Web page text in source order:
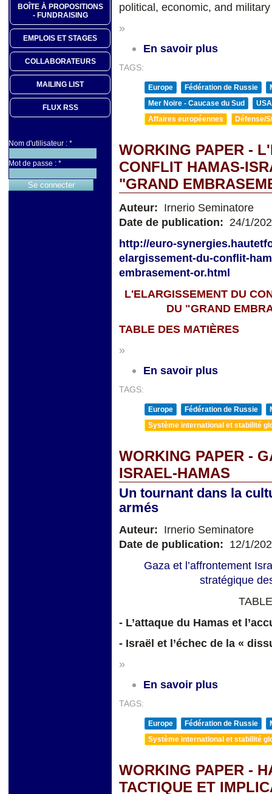
BOÎTE À PROPOSITIONS
- FUNDRAISING
EMPLOIS ET STAGES
COLLABORATEURS
MAILING LIST
FLUX RSS
Nom d'utilisateur : *
Mot de passe : *
political, economic, and
»
En savoir plus
TAGS:
Europe Fédération de Russie
Mer Noire - Caucase du Sud
USA
Affaires européennes
Défense/
WORKING PAPER -
CONFLIT HAMAS-
"GRAND
Auteur: Irnerio Seminatore
Date de publication: 24/1/
http://euro-
elargissement-du-conflit-
embrasement-or.html
L'ELARGISSEMENT DU
DU "GRAND
TABLE DES MATIÈRES
»
En savoir plus
TAGS:
Europe Fédération de Russie
Système international et stabilité
WORKING PAPER -
ISRAEL-HAMAS
Un tournant dans la
armés
Auteur: Irnerio Seminatore
Date de publication: 12/1/
Gaza et l’affrontement
stratégique
- L’attaque du Hamas et
- Israël et l’échec de la «
»
En savoir plus
TAGS:
Europe Fédération de Russie
Système international et stabilité
WORKING PAPER -
TACTIQUE ET